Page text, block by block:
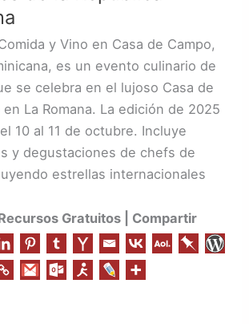
y Vino en Casa de Campo,
es un evento culinario de
se celebra en el lujoso Casa de
La Romana. La edición de 2025
10 al 11 de octubre. Incluye
y degustaciones de chefs de
estrellas internacionales
Gratuitos | Compartir